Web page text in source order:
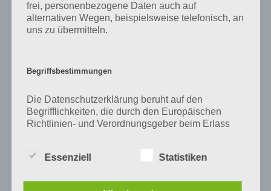
Tweet auf Twitter
frei, personenbezogene Daten auch auf
alternativen Wegen, beispielsweise telefonisch, an
uns zu übermitteln.
Begriffsbestimmungen
Die Datenschutzerklärung beruht auf den
Begrifflichkeiten, die durch den Europäischen
Richtlinien- und Verordnungsgeber beim Erlass
soll sowohl für die Öffentlichkeit als auch für
lesbar und verständlich sein. Um dies zu
Essenziell Statistiken